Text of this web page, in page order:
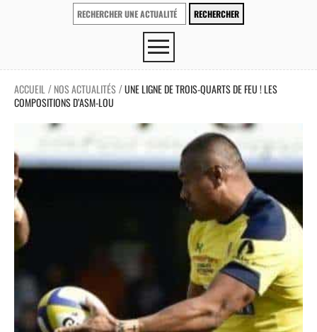
ACCUEIL / NOS ACTUALITÉS /UNE LIGNE DE TROIS-QUARTS DE FEU ! LES
COMPOSITIONS D’ASM-LOU